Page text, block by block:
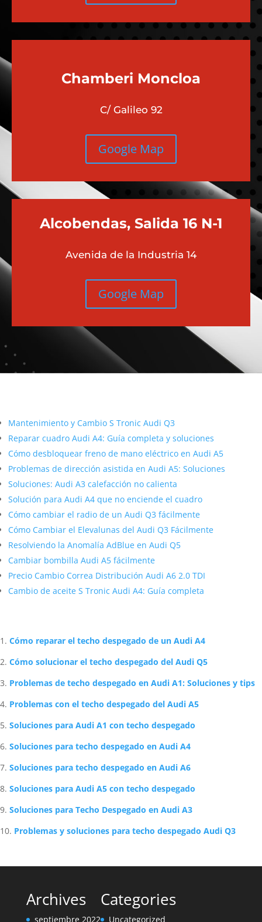
C/ Marqués de Mondejar N6
Chamberi Moncloa
C/ Galileo 92
Google Map
Alcobendas, Salida 16 N-1
Avenida de la Industria 14
Google Map
Más contenido sobre Audi
Mantenimiento y Cambio S Tronic Audi Q3
Reparar cuadro Audi A4: Guía completa y soluciones
Cómo desbloquear freno de mano eléctrico en Audi A5
Problemas de dirección asistida en Audi A5: Soluciones
Soluciones: Audi A3 calefacción no calienta
Solución para Audi A4 que no enciende el cuadro
Cómo cambiar el radio de un Audi Q3 fácilmente
Precio Cambio Correa Distribución Audi A6 2.0 TDI
Cambio de aceite S Tronic Audi A4: Guía completa
Cómo reparar el techo despegado de un Audi A4
Cómo solucionar el techo despegado del Audi Q5
Problemas de techo despegado en Audi A1: Soluciones y tips
Problemas con el techo despegado del Audi A5
Soluciones para Audi A1 con techo despegado
Soluciones para techo despegado en Audi A4
Soluciones para techo despegado en Audi A6
Problemas y soluciones para techo despegado Audi Q3